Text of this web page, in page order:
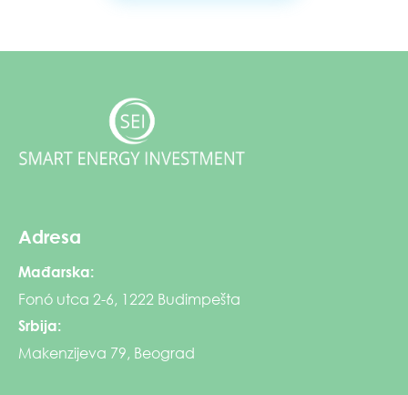
Adresa
Mađarska:
Fonó utca 2-6, 1222 Budimpešta
Srbija:
Makenzijeva 79, Beograd